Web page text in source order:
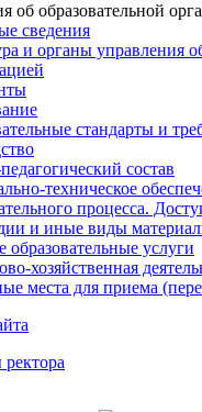
об образовательной
сведения
и органы управления
стандарты и
состав
техническое
процесса.
и иные виды
образовательные услуги
хозяйственная
места для приема